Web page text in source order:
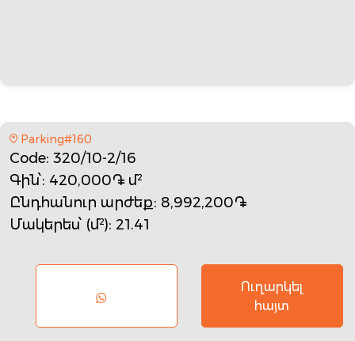
Parking#160
Code: 320/10-2/16
Գին՝: 420,000֏ մ²
Ընդհանուր արժեք: 8,992,200֏
Մակերես՝ (մ²): 21.41
Ուղարկել
հայտ